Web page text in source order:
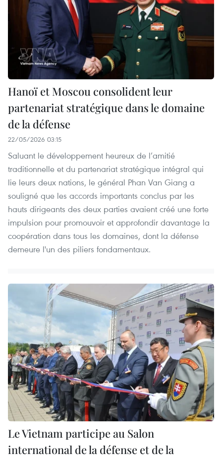
Hanoï et Moscou consolident leur
partenariat stratégique dans le domaine
de la défense
22/05/2026 03:15
Saluant le développement heureux de l’amitié
traditionnelle et du partenariat stratégique intégral qui
lie leurs deux nations, le général Phan Van Giang a
souligné que les accords importants conclus par les
hauts dirigeants des deux parties avaient créé une forte
impulsion pour promouvoir et approfondir davantage la
coopération dans tous les domaines, dont la défense
demeure l'un des piliers fondamentaux.
Le Vietnam participe au Salon
international de la défense et de la